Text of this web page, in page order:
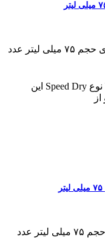
عدد
ویژگی های مام ضد تعریق زنانه Woodlike نوع Speed Dry این
عدد